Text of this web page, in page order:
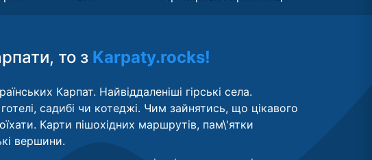
то з Karpaty.rocks!
Карпат. Найвіддаленіші гірські села.
садибі чи котеджі. Чим зайнятись, що цікавого
Карти пішохідних маршрутів, пам\'ятки
вершини.